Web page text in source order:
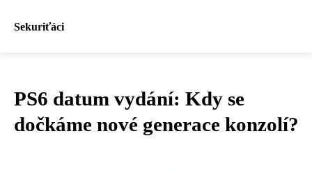
Sekuriťáci
PS6 datum vydání: Kdy se
dočkáme nové generace konzolí?